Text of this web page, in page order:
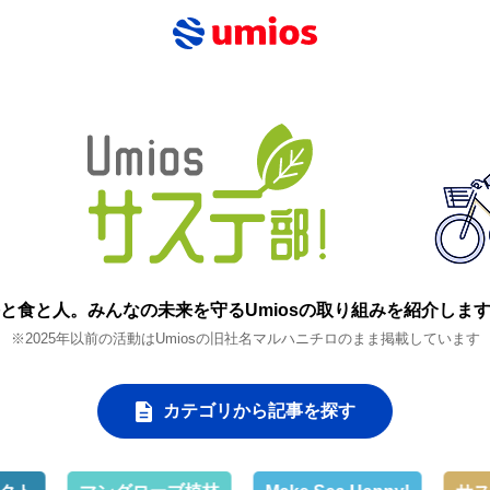
食と人。 みんなの未来を守るUmiosの取り組みを紹介しま
※2025年以前の活動はUmiosの旧社名マルハニチロのまま掲載しています
カテゴリから記事を探す